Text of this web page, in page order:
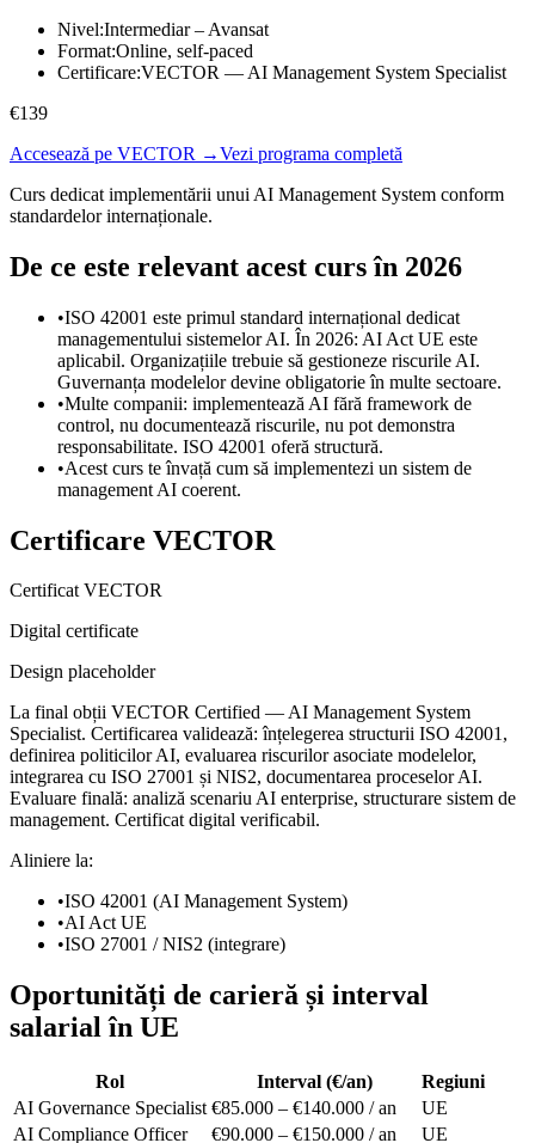
Nivel:Intermediar – Avansat
Format:Online, self-paced
Certificare:VECTOR — AI Management System Specialist
€139
Accesează pe VECTOR →Vezi programa completă
Curs dedicat implementării unui AI Management System conform
standardelor internaționale.
De ce este relevant acest curs în 2026
•ISO 42001 este primul standard internațional dedicat
managementului sistemelor AI. În 2026: AI Act UE este
aplicabil. Organizațiile trebuie să gestioneze riscurile AI.
Guvernanța modelelor devine obligatorie în multe sectoare.
•Multe companii: implementează AI fără framework de
control, nu documentează riscurile, nu pot demonstra
responsabilitate. ISO 42001 oferă structură.
•Acest curs te învață cum să implementezi un sistem de
management AI coerent.
Certificare VECTOR
Certificat VECTOR
Digital certificate
Design placeholder
La final obții VECTOR Certified — AI Management System
Specialist. Certificarea validează: înțelegerea structurii ISO 42001,
definirea politicilor AI, evaluarea riscurilor asociate modelelor,
integrarea cu ISO 27001 și NIS2, documentarea proceselor AI.
Evaluare finală: analiză scenariu AI enterprise, structurare sistem de
management. Certificat digital verificabil.
Aliniere la:
•ISO 42001 (AI Management System)
•AI Act UE
•ISO 27001 / NIS2 (integrare)
Oportunități de carieră și interval
salarial în UE
Rol Interval (€/an)
Regiuni
AI Governance Specialist €85.000 – €140.000 / an
UE
AI Compliance Officer
€90.000 – €150.000 / an
UE